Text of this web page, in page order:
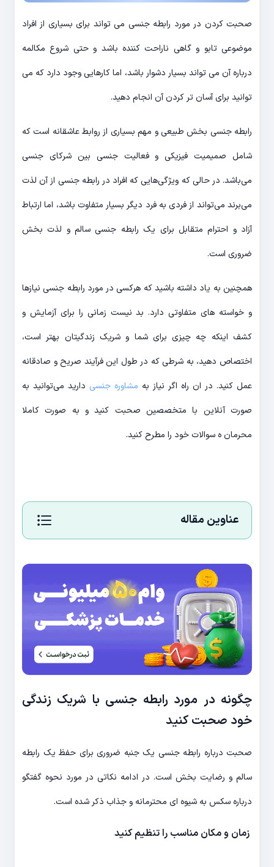
صحبت کردن در مورد رابطه جنسی می تواند برای بسیاری از افراد
موضوعی تابو و گاهی ناراحت کننده باشد و حتی شروع مکالمه
درباره آن می تواند بسیار دشوار باشد، اما کارهایی وجود دارد که می
توانید برای آسان تر کردن آن انجام دهید.
رابطه جنسی بخش طبیعی و مهم بسیاری از روابط عاشقانه است که
شامل صمیمیت فیزیکی و فعالیت جنسی بین شرکای جنسی
می‌باشد. در حالی که ویژگی‌هایی که افراد در رابطه جنسی از آن لذت
می‌برند می‌تواند از فردی به فرد دیگر بسیار متفاوت باشد، اما ارتباط
آزاد و احترام متقابل برای یک رابطه جنسی سالم و لذت بخش
ضروری است.
همچنین به یاد داشته باشید که هرکسی در مورد رابطه جنسی نیازها
و خواسته های متفاوتی دارد. بد نیست زمانی را برای آزمایش و
کشف اینکه چه چیزی برای شما و شریک زندگیتان بهتر است،
اختصاص دهید، به شرطی که در طول این فرآیند صریح و صادقانه
عمل کنید. در ان راه اگر نیاز به مشاوره جنسی دارید می‌توانید به
صورت آنلاین با متخصصین صحبت کنید و به صورت کاملا
محرمان ه سوالات خود را مطرح کنید.
عناوین مقاله
چگونه در مورد رابطه جنسی با شریک زندگی
خود صحبت کنید
صحبت درباره رابطه جنسی یک جنبه ضروری برای حفظ یک رابطه
سالم و رضایت بخش است. در ادامه نکاتی در مورد نحوه گفتگو
درباره سکس به شیوه ای محترمانه و جذاب ذکر شده است.
زمان و مکان مناسب را تنظیم کنید